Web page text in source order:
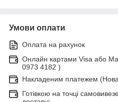
Умови оплати
Оплата на рахунок
Онлайн картами Visa або
0973 4182 )
Накладеним платежем (Нова
Готівкою на точці